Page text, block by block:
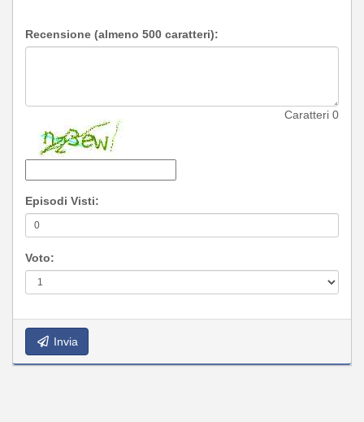
Recensione (almeno 500 caratteri):
Caratteri 0
Episodi Visti:
Voto:
Invia